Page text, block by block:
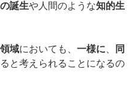
誕生や人間のような知的生
域においても、一様に、
同
と考えられることになるの